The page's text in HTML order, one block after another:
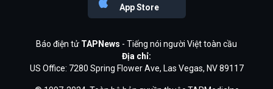
App Store
Báo điện tử TAPNews - Tiếng nói người Việt toàn cầu
Địa chỉ:
US Office: 7280 Spring Flower Ave, Las Vegas, NV 89117